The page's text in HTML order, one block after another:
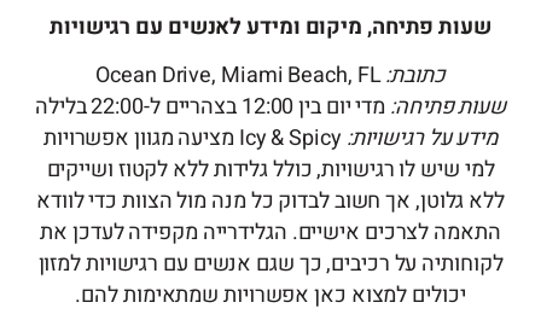
שעות פתיחה, מיקום ומידע לאנשים עם רגישויות
כתובת:Ocean Drive, Miami Beach, FL
שעות פתיחה: מדי יום בין 12:00 בצהריים ל-22:00 בלילה
מידע על רגישויות:
Icy & Spicy מציעה מגוון אפשרויות
למי שיש לו רגישויות, כולל גלידות ללא לקטוז ושייקים
ללא גלוטן, אך חשוב לבדוק כל מנה מול הצוות כדי לוודא
התאמה לצרכים אישיים. הגלידרייה מקפידה לעדכן את
לקוחותיה על רכיבים, כך שגם אנשים עם רגישויות למזון
יכולים למצוא כאן אפשרויות שמתאימות להם.